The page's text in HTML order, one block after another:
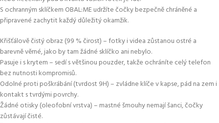
S ochranným sklíčkem OBAL:ME udržíte čočky bezpečně chráněné a
připravené zachytit každý důležitý okamžik.
Křišťálově čistý obraz (99 % čirost) – fotky i videa zůstanou ostré a
barevně věrné, jako by tam žádné sklíčko ani nebylo.
Pasuje i s krytem – sedí s většinou pouzder, takže ochráníte celý telefon
bez nutnosti kompromisů.
Odolné proti poškrábání (tvrdost 9H) – zvládne klíče v kapse, pád na zem i
kontakt s tvrdými povrchy.
Žádné otisky (oleofobní vrstva) – mastné šmouhy nemají šanci, čočky
zůstávají čisté.